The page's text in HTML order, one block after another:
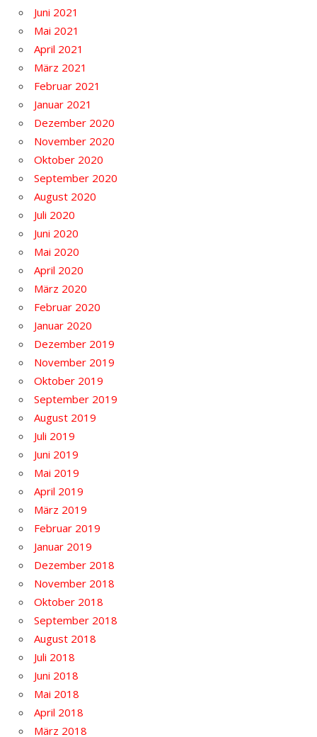
Juni 2021
Mai 2021
April 2021
März 2021
Februar 2021
Januar 2021
Dezember 2020
November 2020
Oktober 2020
September 2020
August 2020
Juli 2020
Juni 2020
Mai 2020
April 2020
März 2020
Februar 2020
Januar 2020
Dezember 2019
November 2019
Oktober 2019
September 2019
August 2019
Juli 2019
Juni 2019
Mai 2019
April 2019
März 2019
Februar 2019
Januar 2019
Dezember 2018
November 2018
Oktober 2018
September 2018
August 2018
Juli 2018
Juni 2018
Mai 2018
April 2018
März 2018